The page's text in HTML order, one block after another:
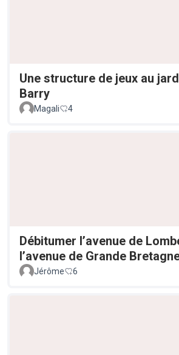
Une structure de jeux au
Barry
Magali 4
Débitumer l’avenue de
l’avenue de Grande
Jérôme 6